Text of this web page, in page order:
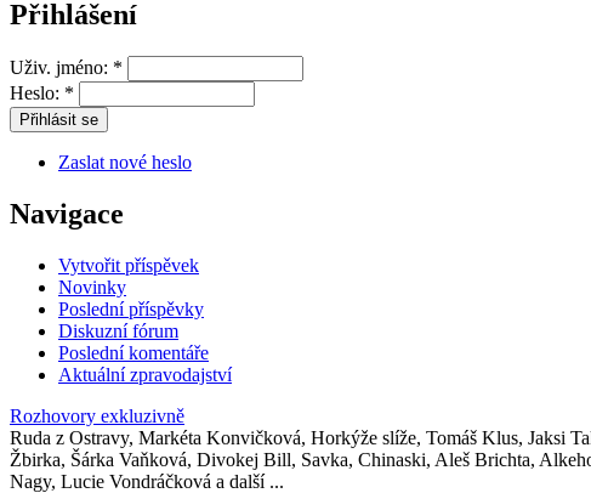
Přihlášení
Uživ. jméno: *
Heslo: *
Zaslat nové heslo
Navigace
Vytvořit příspěvek
Novinky
Poslední příspěvky
Diskuzní fórum
Poslední komentáře
Aktuální zpravodajství
Rozhovory exkluzivně
Ruda z Ostravy, Markéta Konvičková, Horkýže slíže, Tomáš Klus, Jaksi
Žbirka, Šárka Vaňková, Divokej Bill, Savka, Chinaski, Aleš Brichta,
Nagy, Lucie Vondráčková a další ...